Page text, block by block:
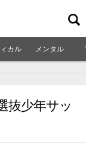
カル メンタル
抜少年サッ